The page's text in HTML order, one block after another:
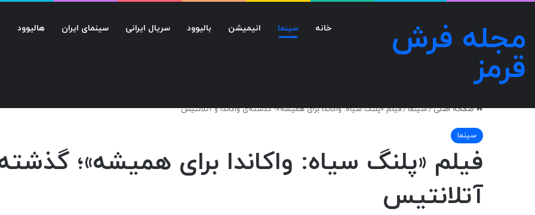
مجله فرش
قرمز
خانه سینما انیمیشن بالیوود سریال ایرانی سینمای ایران هالیوود
صفحه اصلی/سینما/فیلم «پلنگ سیاه: واکاندا برای همیشه»؛ گذشته‌‌ی واکاندا و آتلانتیس
سینما
فیلم «پلنگ سیاه: واکاندا برای همیشه»؛
آتلانتیس